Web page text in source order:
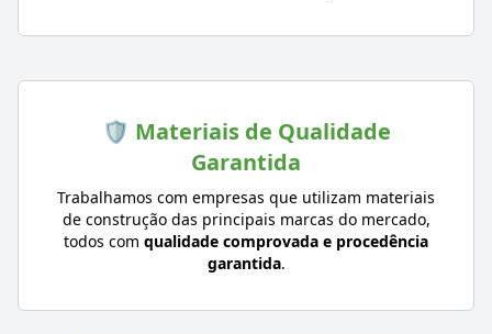
🛡️ Materiais de Qualidade
Garantida
Trabalhamos com empresas que utilizam materiais
de construção das principais marcas do mercado,
todos com qualidade comprovada e procedência
garantida.